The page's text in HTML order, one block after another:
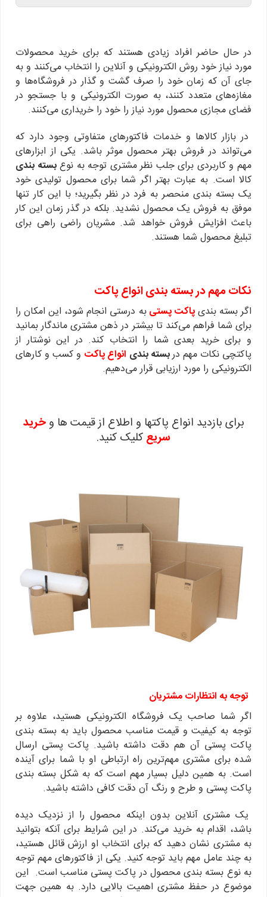
در حال حاضر افراد زیادی هستند که برای خرید محصولات
مورد نیاز خود روش الکترونیکی و آنلاین را انتخاب می‌کنند و به
جای آن که زمان خود را صرف گشت و گذار در فروشگاه‌ها و
مغازه‌های متعدد کنند، به صورت الکترونیکی و با جستجو در
فضای مجازی محصول مورد نیاز را خود را خریداری می‌کنند.
در بازار کالاها و خدمات فاکتورهای متفاوتی وجود دارد که
می‌تواند در فروش بهتر محصول موثر باشد. یکی از ابزارهای
مهم و کاربردی برای جلب نظر مشتری توجه به نوعبسته بندی
کالا است. به عبارت بهتر اگر شما برای محصول تولیدی خود
یک بسته بندی منحصر به فرد در نظر بگیرید؛ با این کار تنها
موفق به فروش یک محصول نشدید. بلکه در گذر زمان این کار
باعث افزایش فروش خواهد شد. مشریان راضی راهی برای
تبلیغ محصول شما هستند.
نکات مهم در بسته بندی انواع پاکت
اگر بسته بندیپاکت پستی به درستی انجام شود، این امکان را
برای شما فراهم می‌کند تا بیشتر در ذهن مشتری ماندگار بمانید
و برای خرید بعدی شما را انتخاب کند. در این نوشتار از
پاکتچی نکات مهم دربسته بندی انواع پاکت و کسب و کارهای
الکترونیکی را مورد ارزیابی قرار می‌دهیم.
برای بازدید انواع پاکتها و اطلاع از قیمت ها وخرید
سریع کلیک کنید.
توجه به انتظارات مشتریان
اگر شما صاحب یک فروشگاه الکترونیکی هستید، علاوه بر
توجه به کیفیت و قیمت مناسب محصول باید به بسته بندی
پاکت پستی آن هم دقت داشته باشید. پاکت پستی ارسال
شده برای مشتری مهم‌ترین راه ارتباطی او با شما برای آینده
است. به همین دلیل بسیار مهم است که به شکل بسته بندی
پاکت پستی و طرح و رنگ آن دقت کافی داشته باشید.
یک مشتری آنلاین بدون اینکه محصول را از نزدیک دیده
باشد، اقدام به خرید می‌کند. در این شرایط برای آنکه بتوانید
به مشتری نشان دهید که برای انتخاب او ارزش قائل هستید،
به چند عامل مهم باید توجه کنید. یکی از فاکتورهای مهم توجه
به نوع بسته بندی محصول در پاکت پستی مناسب است. این
موضوع در حفظ مشتری اهمیت بالایی دارد. به همین جهت